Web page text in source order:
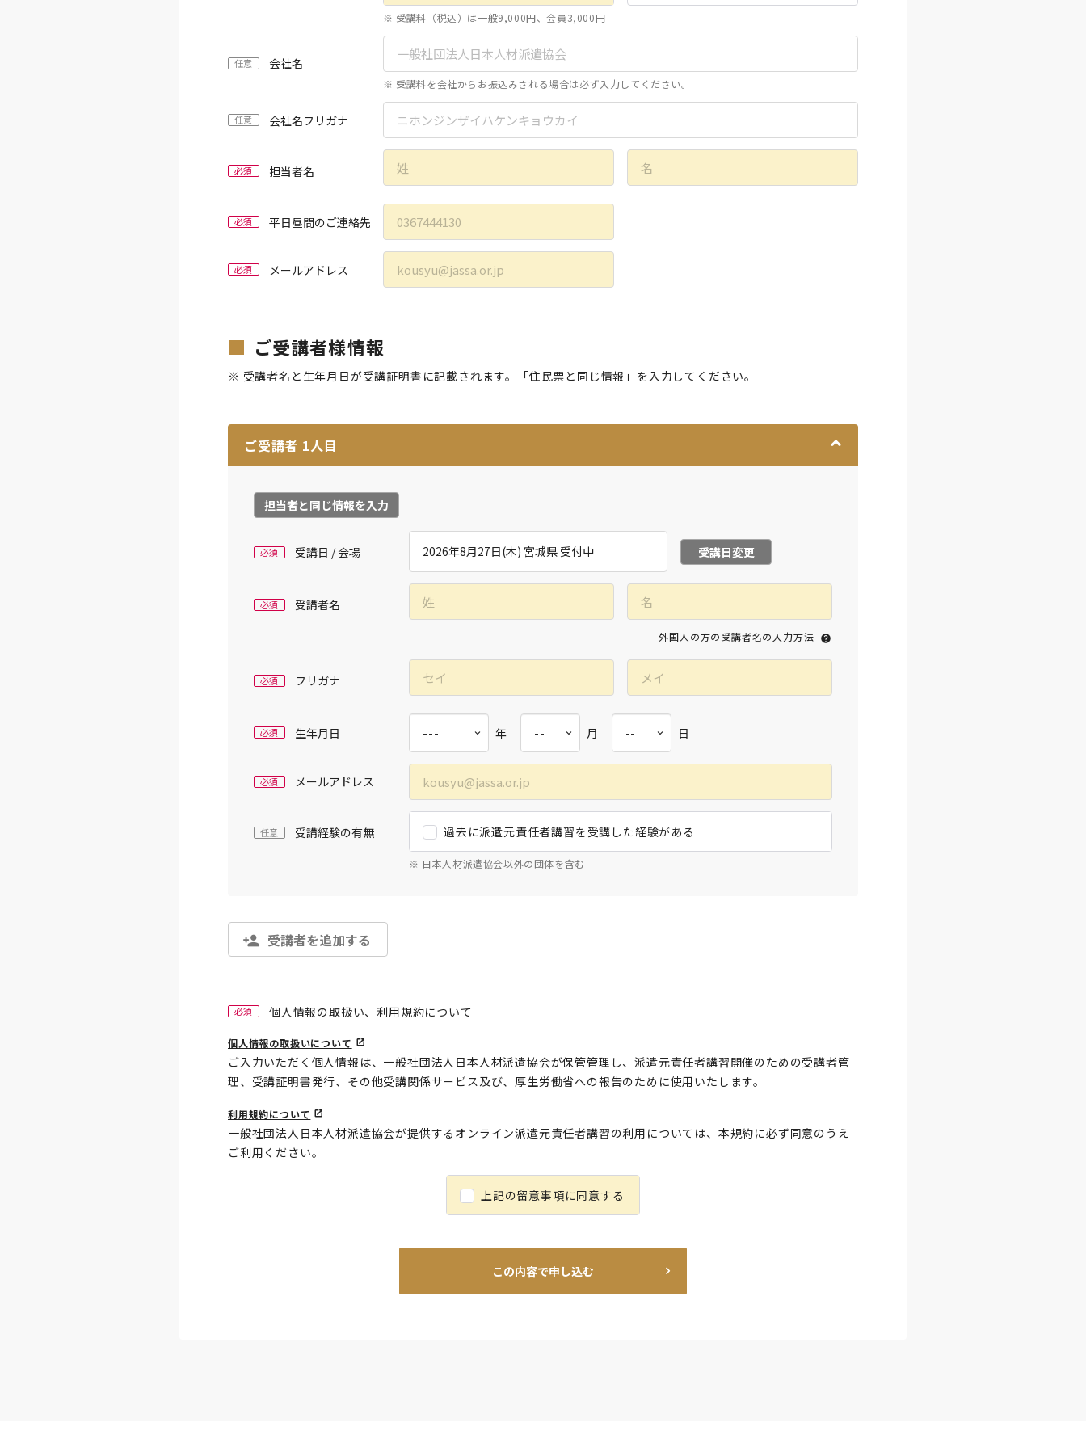
※ 受講料（税込）は一般9,000円、会員3,000円
任意 会社名
※ 受講料を会社からお振込みされる場合は必ず入力してください。
任意 会社名フリガナ
必須 担当者名
必須 平日昼間のご連絡先
必須 メールアドレス
ご受講者様情報
※ 受講者名と生年月日が受講証明書に記載されます。「住民票と同じ情報」を入力してください。
ご受講者 1人目
担当者と同じ情報を入力
必須 受講日 / 会場 受講日変更
必須 受講者名
外国人の方の受講者名の入力方法
必須 フリガナ
必須 生年月日 年 月 日
必須 メールアドレス
任意 受講経験の有無 過去に派遣元責任者講習を受講した経験がある
※ 日本人材派遣協会以外の団体を含む
受講者を追加する
必須 個人情報の取扱い、利用規約について
個人情報の取扱いについて
ご入力いただく個人情報は、一般社団法人日本人材派遣協会が保管管理し、派遣元責任者講習開催のための受講者管
理、受講証明書発行、その他受講関係サービス及び、厚生労働省への報告のために使用いたします。
利用規約について
一般社団法人日本人材派遣協会が提供するオンライン派遣元責任者講習の利用については、本規約に必ず同意のうえ
ご利用ください。
上記の留意事項に同意する
この内容で申し込む